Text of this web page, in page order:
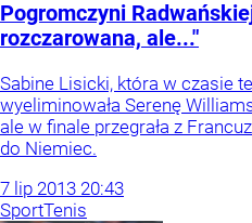
Pogromczyni
rozczarowana, ale..."
Sabine Lisicki, która w czasie
wyeliminowała Serenę
ale w finale przegrała z
do Niemiec.
7 lip 2013 20:43
SportTenis